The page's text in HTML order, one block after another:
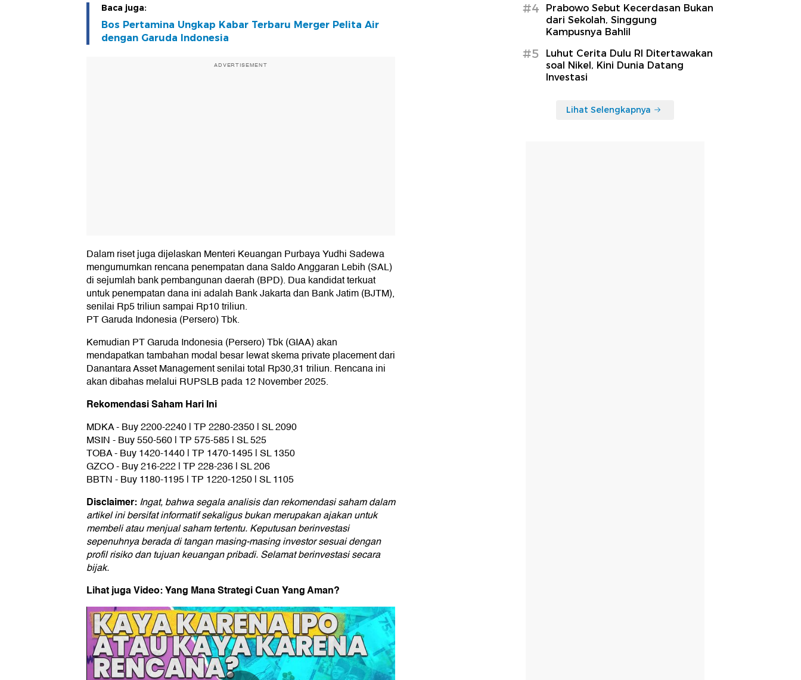
Baca juga:
Bos Pertamina Ungkap Kabar Terbaru Merger Pelita Air
dengan Garuda Indonesia
ADVERTISEMENT
Dalam riset juga dijelaskan Menteri Keuangan Purbaya Yudhi Sadewa
mengumumkan rencana penempatan dana Saldo Anggaran Lebih (SAL)
di sejumlah bank pembangunan daerah (BPD). Dua kandidat terkuat
untuk penempatan dana ini adalah Bank Jakarta dan Bank Jatim (BJTM),
senilai Rp5 triliun sampai Rp10 triliun.
PT Garuda Indonesia (Persero) Tbk.
Kemudian PT Garuda Indonesia (Persero) Tbk (GIAA) akan
mendapatkan tambahan modal besar lewat skema private placement dari
Danantara Asset Management senilai total Rp30,31 triliun. Rencana ini
akan dibahas melalui RUPSLB pada 12 November 2025.
Rekomendasi Saham Hari Ini
MDKA - Buy 2200-2240 | TP 2280-2350 | SL 2090
MSIN - Buy 550-560 | TP 575-585 | SL 525
TOBA - Buy 1420-1440 | TP 1470-1495 | SL 1350
GZCO - Buy 216-222 | TP 228-236 | SL 206
BBTN - Buy 1180-1195 | TP 1220-1250 | SL 1105
Disclaimer:Ingat, bahwa segala analisis dan rekomendasi saham dalam
artikel ini bersifat informatif sekaligus bukan merupakan ajakan untuk
membeli atau menjual saham tertentu.Keputusan berinvestasi
sepenuhnya berada di tangan masing-masing investor sesuai dengan
profil risiko dan tujuan keuangan pribadi. Selamat berinvestasi secara
bijak.
Lihat juga Video: Yang Mana Strategi Cuan Yang Aman?
#4
Prabowo Sebut Kecerdasan Bukan
dari Sekolah, Singgung
Kampusnya Bahlil
#5
Luhut Cerita Dulu RI Ditertawakan
soal Nikel, Kini Dunia Datang
Investasi
Lihat Selengkapnya